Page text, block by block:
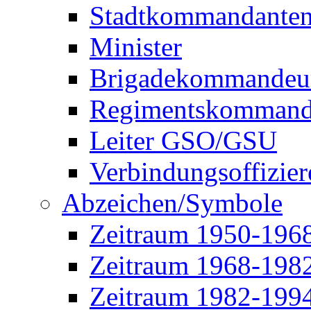
Minister
Leiter GSO/GSU
Abzeichen/Symbole
Zeitraum 1950-
Zeitraum 1968-
Zeitraum 1982-